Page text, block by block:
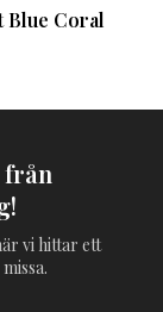
Blue Coral
från
vi hittar ett